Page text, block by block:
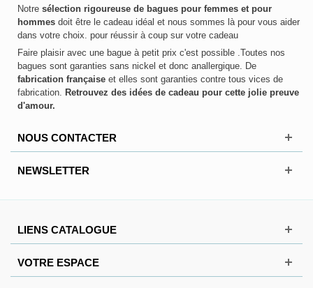
Notre sélection rigoureuse de bagues pour femmes et pour
hommes doit être le cadeau idéal et nous sommes là pour vous aider
dans votre choix. pour réussir à coup sur votre cadeau
Faire plaisir avec une bague à petit prix c'est possible .Toutes nos
bagues sont garanties sans nickel et donc anallergique. De
fabrication française et elles sont garanties contre tous vices de
fabrication. Retrouvez des idées de cadeau pour cette jolie preuve
d'amour.
NOUS CONTACTER
NEWSLETTER
LIENS CATALOGUE
VOTRE ESPACE